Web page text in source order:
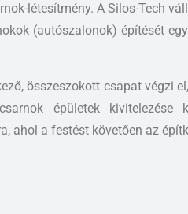
létesítmény. A Silos-Tech
(autószalonok) építését
összeszokott csapat végzi
épületek
ahol a festést követően az